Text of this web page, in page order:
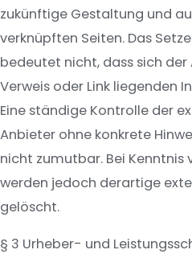
zukünftige Gestaltung und
verknüpften Seiten. Das
bedeutet nicht, dass sich
Verweis oder Link liegenden
Eine ständige Kontrolle der
Anbieter ohne konkrete
nicht zumutbar. Bei Kenntnis
werden jedoch derartige
gelöscht.
§ 3 Urheber- und